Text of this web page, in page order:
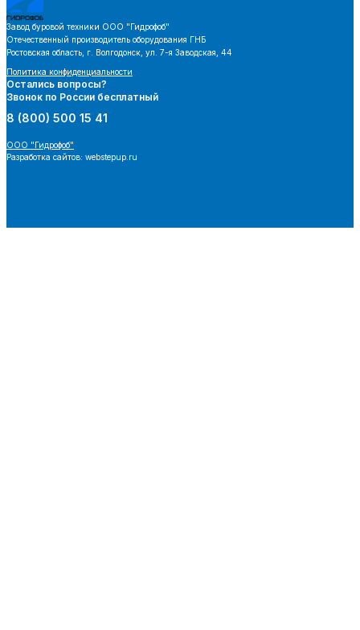
Завод буровой техники ООО "Гидрофоб"
Отечественный производитель оборудования ГНБ
Ростовская область, г. Волгодонск, ул. 7-я Заводская, 44
Политика конфиденциальности
Остались вопросы?
Звонок по России бесплатный
8 (800) 500 15 41
ООО "Гидрофоб"
Разработка сайтов: webstepup.ru